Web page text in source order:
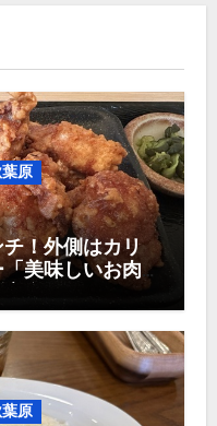
原
！外側はカリ
美味しいお肉
食980円！
原